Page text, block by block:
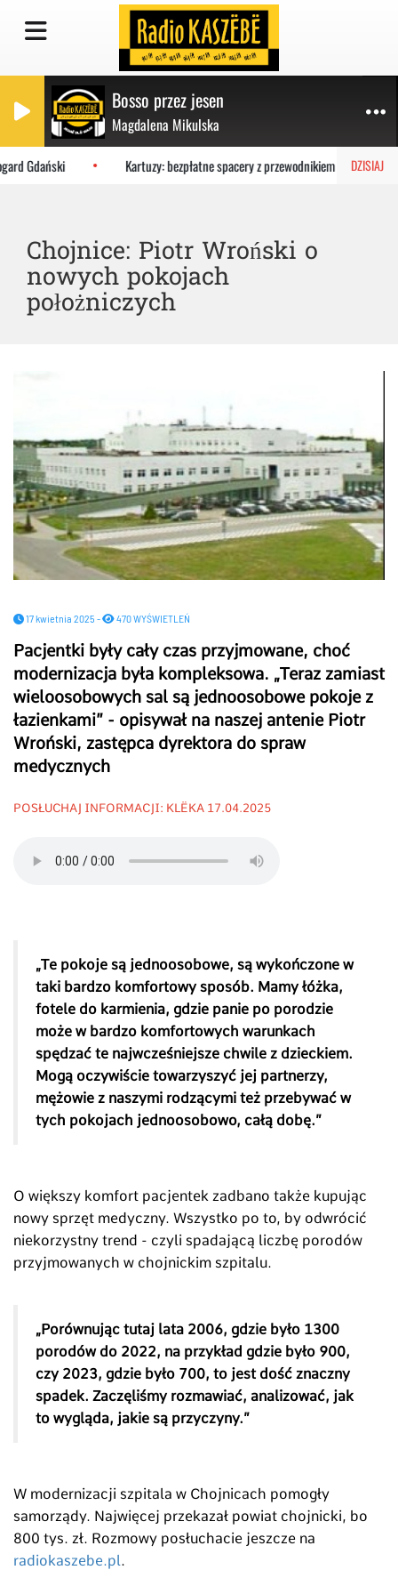
Bosso przez jesen
Magdalena Mikulska
DZISIAJ
Gdański Kartuzy: bezpłatne spacery z przewodnikiem w wakacje
Chojnice: Piotr Wroński o
nowych pokojach
położniczych
17 kwietnia 2025 - 470 WYŚWIETLEŃ
Pacjentki były cały czas przyjmowane, choć
modernizacja była kompleksowa. „Teraz zamiast
wieloosobowych sal są jednoosobowe pokoje z
łazienkami” - opisywał na naszej antenie Piotr
Wroński, zastępca dyrektora do spraw
medycznych
POSŁUCHAJ INFORMACJI: KLËKA 17.04.2025
„Te pokoje są jednoosobowe, są wykończone w
taki bardzo komfortowy sposób. Mamy łóżka,
fotele do karmienia, gdzie panie po porodzie
może w bardzo komfortowych warunkach
spędzać te najwcześniejsze chwile z dzieckiem.
Mogą oczywiście towarzyszyć jej partnerzy,
mężowie z naszymi rodzącymi też przebywać w
tych pokojach jednoosobowo, całą dobę.”
O większy komfort pacjentek zadbano także kupując
nowy sprzęt medyczny. Wszystko po to, by odwrócić
niekorzystny trend - czyli spadającą liczbę porodów
przyjmowanych w chojnickim szpitalu.
„Porównując tutaj lata 2006, gdzie było 1300
porodów do 2022, na przykład gdzie było 900,
czy 2023, gdzie było 700, to jest dość znaczny
spadek. Zaczęliśmy rozmawiać, analizować, jak
to wygląda, jakie są przyczyny.”
W modernizacji szpitala w Chojnicach pomogły
samorządy. Najwięcej przekazał powiat chojnicki, bo
800 tys. zł. Rozmowy posłuchacie jeszcze na
radiokaszebe.pl.